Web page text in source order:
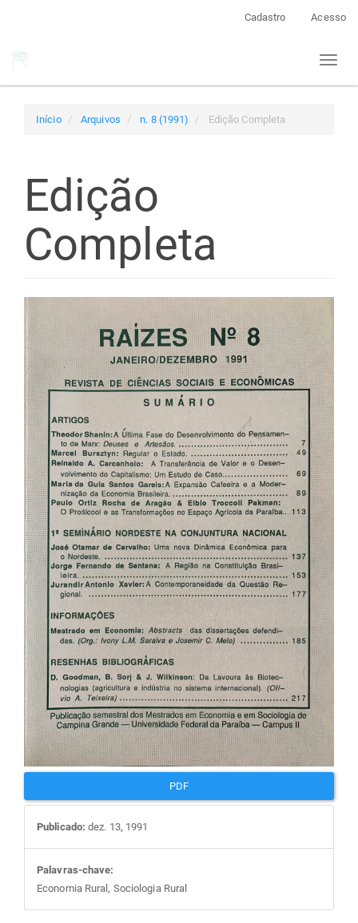
Cadastro Acesso
Toggle
Início Arquivos n. 8 (1991) Edição Completa
Edição
Completa
Barra
lateral
de
artigos
PDF
Publicado: dez. 13, 1991
Palavras-chave:
Economia Rural, Sociologia Rural